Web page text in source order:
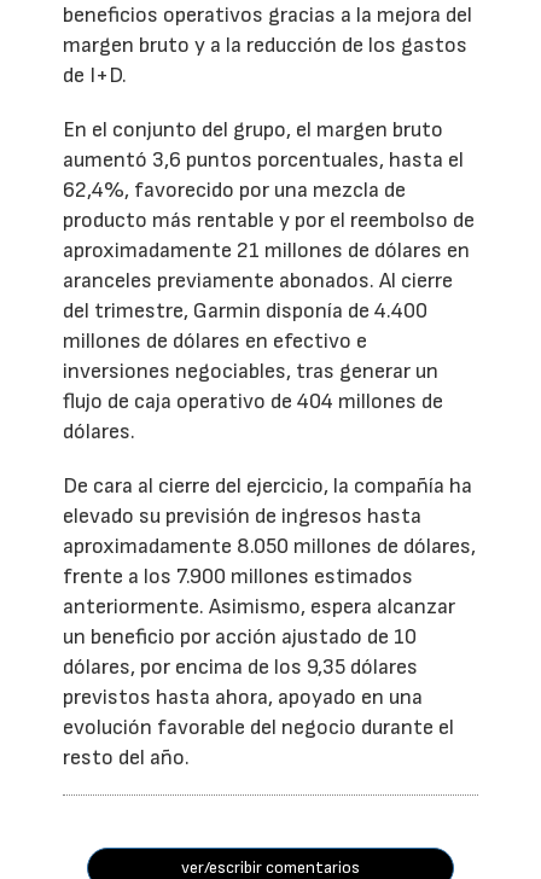
beneficios operativos gracias a la mejora del
margen bruto y a la reducción de los gastos
de I+D.
En el conjunto del grupo, el margen bruto
aumentó 3,6 puntos porcentuales, hasta el
62,4%, favorecido por una mezcla de
producto más rentable y por el reembolso de
aproximadamente 21 millones de dólares en
aranceles previamente abonados. Al cierre
del trimestre, Garmin disponía de 4.400
millones de dólares en efectivo e
inversiones negociables, tras generar un
flujo de caja operativo de 404 millones de
dólares.
De cara al cierre del ejercicio, la compañía ha
elevado su previsión de ingresos hasta
aproximadamente 8.050 millones de dólares,
frente a los 7.900 millones estimados
anteriormente. Asimismo, espera alcanzar
un beneficio por acción ajustado de 10
dólares, por encima de los 9,35 dólares
previstos hasta ahora, apoyado en una
evolución favorable del negocio durante el
resto del año.
ver/escribir comentarios